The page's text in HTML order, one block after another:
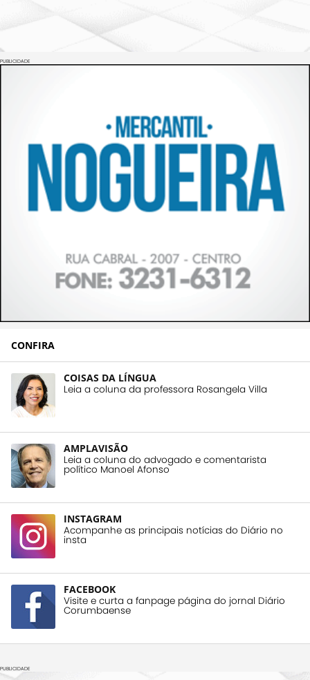
PUBLICIDADE
CONFIRA
COISAS DA LÍNGUA
Leia a coluna da professora Rosangela Villa
AMPLAVISÃO
Leia a coluna do advogado e comentarista
político Manoel Afonso
INSTAGRAM
Acompanhe as principais notícias do Diário no
insta
FACEBOOK
Visite e curta a fanpage página do jornal Diário
Corumbaense
PUBLICIDADE